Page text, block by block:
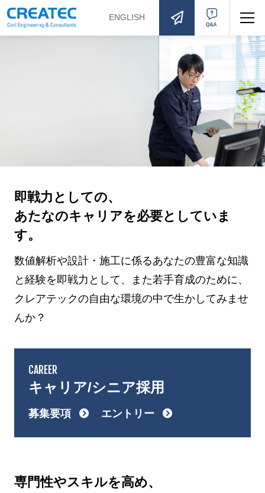
ENGLISH お問い合わせ Q&A
即戦力としての、
あたなのキャリアを必要としていま
す。
数値解析や設計・施工に係るあなたの豊富な知識
と経験を即戦力として、また若手育成のために、
クレアテックの自由な環境の中で生かしてみませ
んか？
CAREER
キャリア/シニア採用
募集要項 エントリー
専門性やスキルを高め、